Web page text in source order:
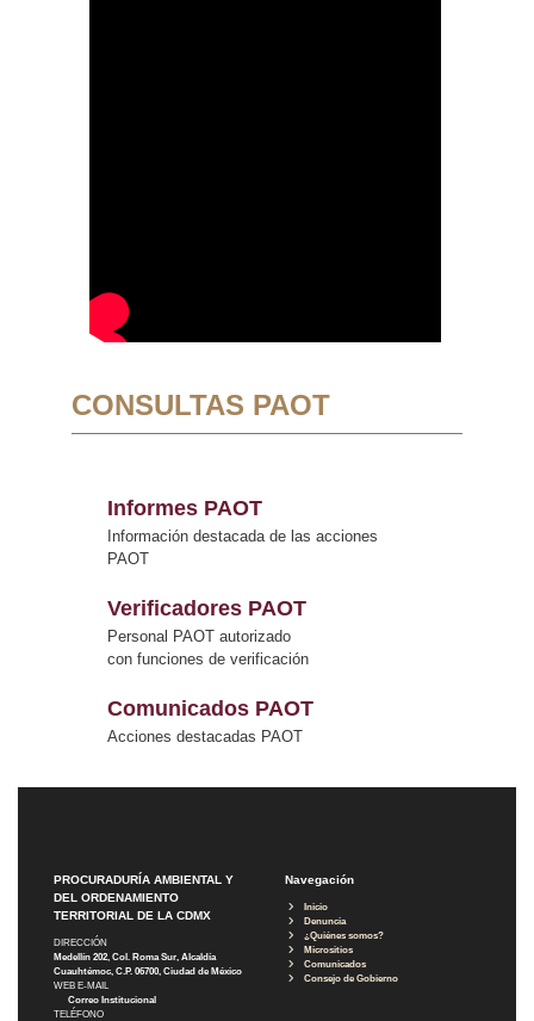
CONSULTAS PAOT
Informes PAOT
Información destacada de las acciones
PAOT
Verificadores PAOT
Personal PAOT autorizado
con funciones de verificación
Comunicados PAOT
Acciones destacadas PAOT
PROCURADURÍA AMBIENTAL Y
DEL ORDENAMIENTO
TERRITORIAL DE LA CDMX
DIRECCIÓN
Medellín 202, Col. Roma Sur, Alcaldía
Cuauhtémoc, C.P. 06700, Ciudad de México
WEB E-MAIL
Correo Institucional
TELÉFONO
Navegación
Inicio
Denuncia
¿Quiénes somos?
Micrositios
Comunicados
Consejo de Gobierno